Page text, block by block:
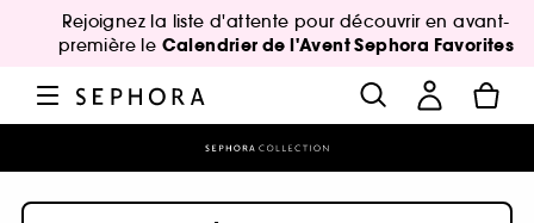
Rejoignez la liste d'attente pour découvrir en avant-
première le Calendrier de l'Avent Sephora Favorites